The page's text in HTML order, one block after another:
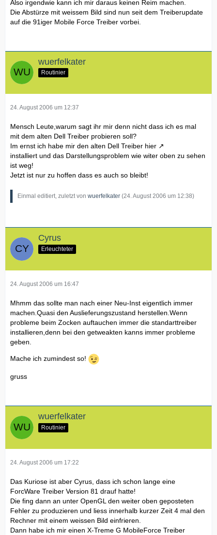
Also irgendwie kann ich mir daraus keinen Reim machen.
Die Abstürze mit weissem Bild sind nun seit dem Treiberupdate
auf die 91iger Mobile Force Treiber vorbei.
wuerfelkater
Routinier
24. August 2006 um 12:37
Mensch Leute,warum sagt ihr mir denn nicht dass ich es mal
mit dem alten Dell Treiber probieren soll?
Im ernst ich habe mir den alten Dell Treiber hier
installiert und das Darstellungsproblem wie witer oben zu sehen
ist weg!
Jetzt ist nur zu hoffen dass es auch so bleibt!
Einmal editiert, zuletzt von wuerfelkater (24. August 2006 um 12:38)
Cyrus
Erleuchteter
24. August 2006 um 16:47
Mhmm das sollte man nach einer Neu-Inst eigentlich immer
machen.Quasi den Auslieferungszustand herstellen.Wenn
probleme beim Zocken auftauchen immer die standarttreiber
installieren,denn bei den getweakten kanns immer probleme
geben.
Mache ich zumindest so!
gruss
wuerfelkater
Routinier
24. August 2006 um 17:22
Das Kuriose ist aber Cyrus, dass ich schon lange eine
ForcWare Treiber Version 81 drauf hatte!
Die fing dann an unter OpenGL den weiter oben geposteten
Fehler zu produzieren und liess innerhalb kurzer Zeit 4 mal den
Rechner mit einem weissen Bild einfrieren.
Dann habe ich mir einen X-Treme G MobileForce Treiber